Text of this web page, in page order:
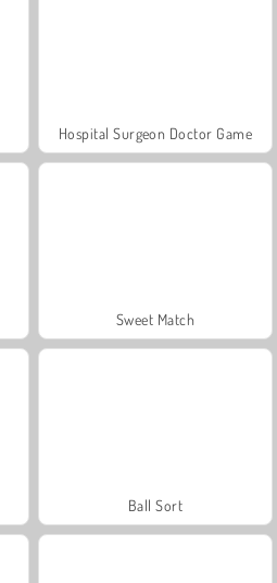
Hospital Surgeon Doctor Game
Sweet Match
Ball Sort